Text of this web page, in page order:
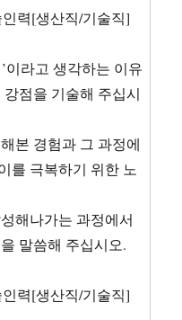
력[생산직/기술직]
이라고 생각하는 이유
점을 기술해 주십시
본 경험과 그 과정에
를 극복하기 위한 노
해나가는 과정에서
말씀해 주십시오.
력[생산직/기술직]